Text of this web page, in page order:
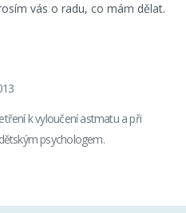
vás o radu, co mám dělat.
k vyloučení astmatu a při
psychologem.